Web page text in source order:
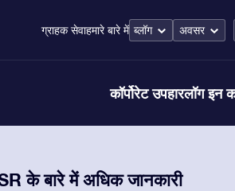
ग्राहक सेवाहमारे बारे में ब्लॉग अवसर
कॉर्पोरेट उपहारलॉग इन
के बारे में अधिक जानकारी